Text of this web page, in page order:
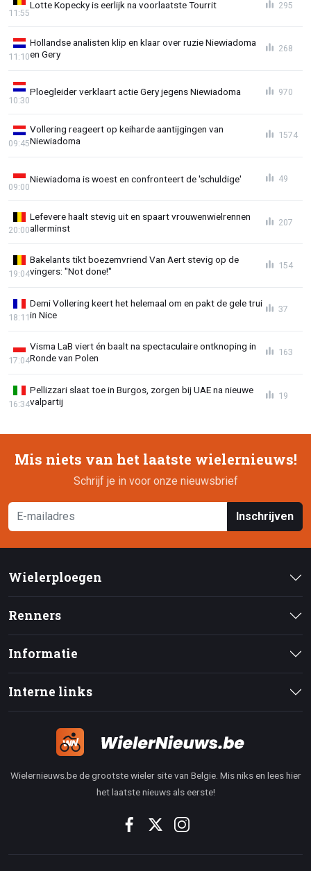
Lotte Kopecky is eerlijk na voorlaatste Tourrit
11:55
295
Hollandse analisten klip en klaar over ruzie Niewiadoma
en Gery
11:10
268
Ploegleider verklaart actie Gery jegens Niewiadoma
10:30
970
Vollering reageert op keiharde aantijgingen van
Niewiadoma
09:45
1574
Niewiadoma is woest en confronteert de 'schuldige'
09:00
49
Lefevere haalt stevig uit en spaart vrouwenwielrennen
allerminst
20:00
207
Bakelants tikt boezemvriend Van Aert stevig op de
vingers: "Not done!"
19:04
154
Demi Vollering keert het helemaal om en pakt de gele trui
in Nice
18:11
37
Visma LaB viert én baalt na spectaculaire ontknoping in
Ronde van Polen
17:04
163
Pellizzari slaat toe in Burgos, zorgen bij UAE na nieuwe
valpartij
16:34
19
Mis niets van het laatste wielernieuws!
Schrijf je in voor onze nieuwsbrief
Inschrijven
Wielerploegen
Renners
Informatie
Interne links
Wielernieuws.be de grootste wieler site van Belgie. Mis niks en lees hier
het laatste nieuws als eerste!